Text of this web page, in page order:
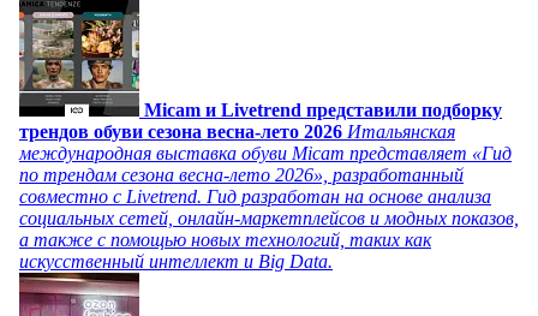
Micam и Livetrend представили подборку
трендов обуви сезона весна-лето 2026 Итальянская
международная выставка обуви Micam представляет «Гид
по трендам сезона весна-лето 2026», разработанный
совместно с Livetrend. Гид разработан на основе анализа
социальных сетей, онлайн-маркетплейсов и модных показов,
а также с помощью новых технологий, таких как
искусственный интеллект и Big Data.